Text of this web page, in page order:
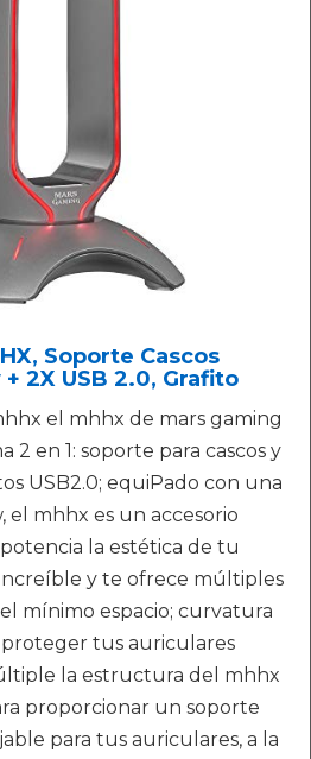
Soporte Cascos
2X USB 2.0, Grafito
el mhhx de mars gaming
2 en 1: soporte para cascos y
USB2.0; equiPado con una
el mhhx es un accesorio
la estética de tu
y te ofrece múltiples
mínimo espacio; curvatura
tus auriculares
la estructura del mhhx
proporcionar un soporte
para tus auriculares, a la